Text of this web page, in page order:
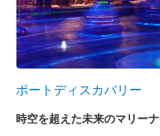
ポートディスカバリー
時空を超えた未来のマリーナ